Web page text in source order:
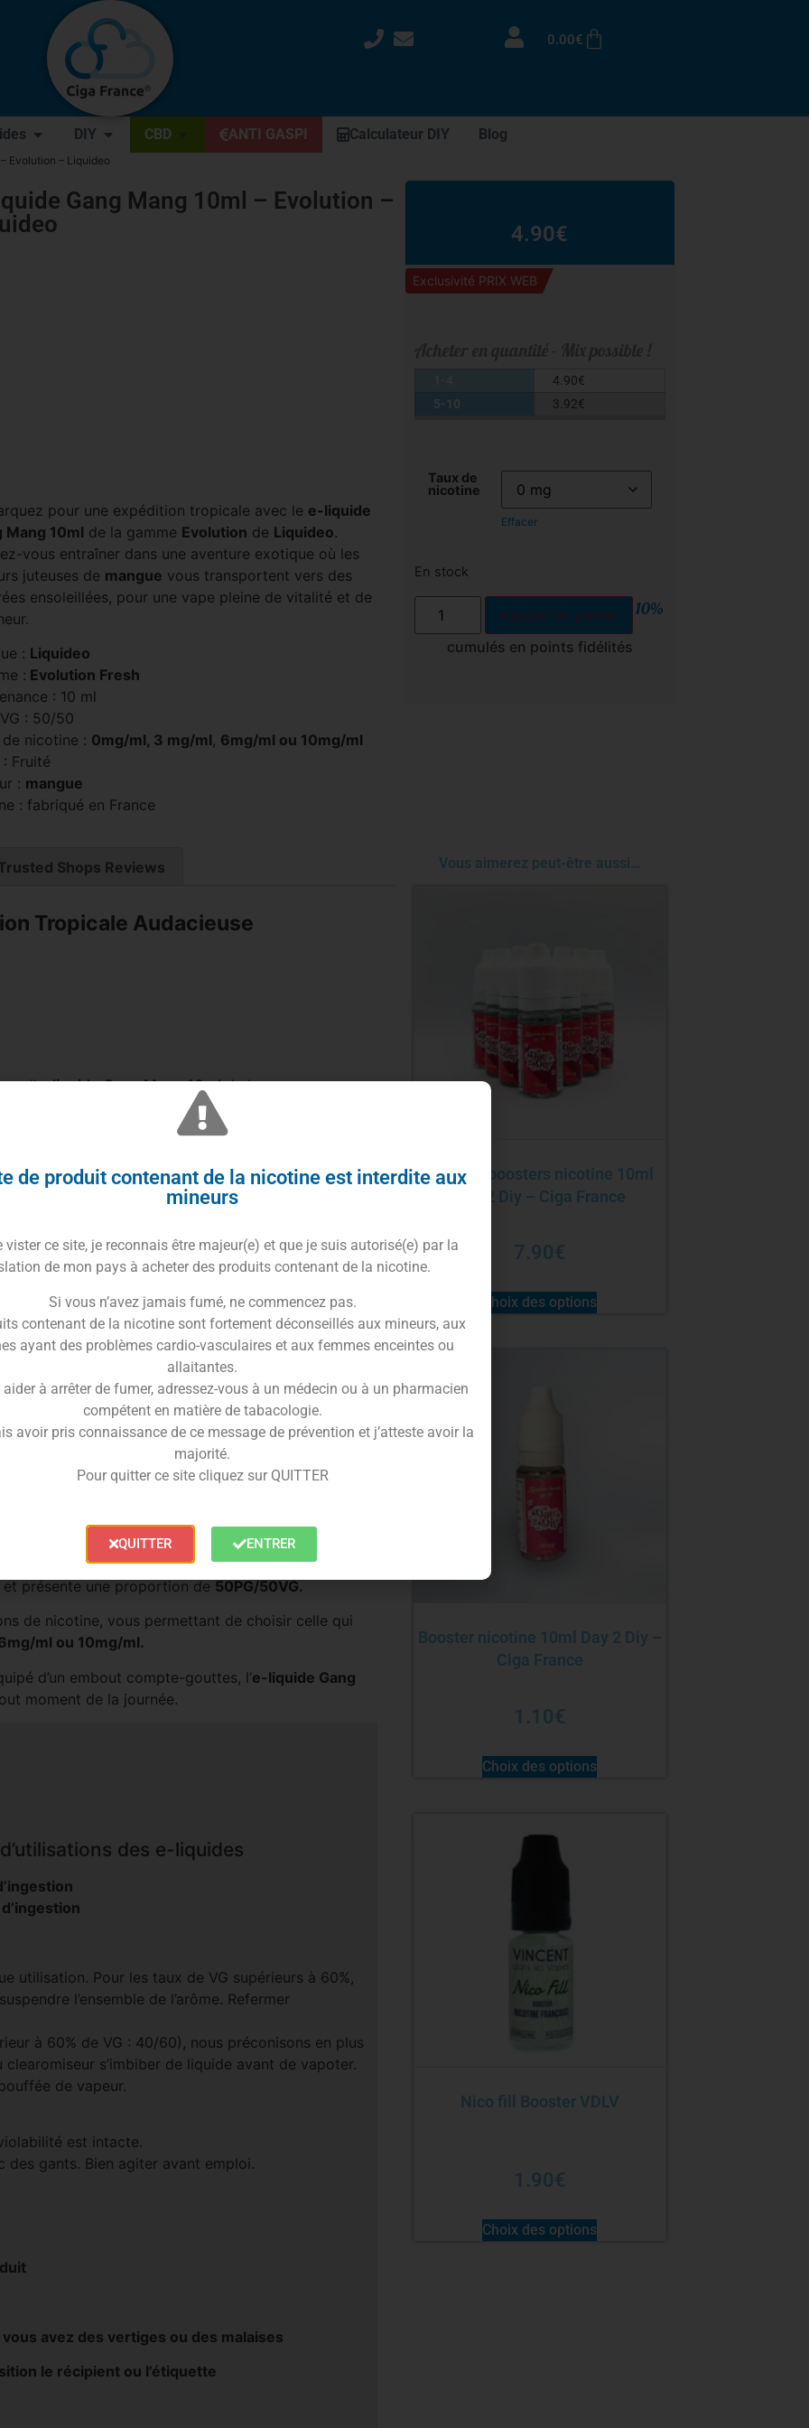
0.00€
DIY CBD ANTI GASPI Calculateur DIY Blog
Evolution – Liquideo
Gang Mang 10ml – Evolution –
pour une expédition tropicale avec le e-liquide
Mang 10ml de la gamme Evolution de Liquideo.
vous entraîner dans une aventure exotique où les
juteuses de mangue vous transportent vers des
ensoleillées, pour une vape pleine de vitalité et de
: Liquideo
: Evolution Fresh
: 10 ml
: 50/50
de nicotine : 0mg/ml, 3 mg/ml, 6mg/ml ou 10mg/ml
Fruité
: mangue
: fabriqué en France
4.90€
Exclusivité PRIX WEB
4.90€
5-10
3.92€
Taux de
nicotine
Effacer
En stock
Ajouter au panier 10%
cumulés en points fidélités
Shops Reviews
Tropicale Audacieuse
l’e-liquide Gang Mang 10mlde la gamme
exotique où les saveurs demangue
une expérience de vape pleine de vitalité et de
manguiers, où les arômes juteux et sucrés de la
évasion sensorielle.
, sublimée dans ce délicieuxe-liquide.
expérience de vape intense et enivrante, lee-
pour les explorateurs de nouvelles sensations
Gang Mang 10ml
sa gammeEvolution, une invitation à un voyage
avec
Gang Mang, et laissez-vous emporter par
glycol, de glycérine végétale et d’arômes de
et présente une proportion de50PG/50VG.
de nicotine, vous permettant de choisir celle qui
ml ou 10mg/ml.
d’un embout compte-gouttes, l’e-liquide Gang
moment de la journée.
des e-liquides
utilisation. Pour les taux de VG supérieurs à 60%,
l’ensemble de l’arôme. Refermer
à 60% de VG : 40/60), nous préconisons en plus
s’imbiber de liquide avant de vapoter.
de vapeur.
est intacte.
des gants. Bien agiter avant emploi.
avez des vertiges ou des malaises
le récipient ou l’étiquette
Vous aimerez peut-être aussi…
Pack 10 boosters nicotine 10ml
Day 2 Diy – Ciga France
7.90€
Choix des options
Booster nicotine 10ml Day 2 Diy –
Ciga France
1.10€
Choix des options
Nico fill Booster VDLV
1.90€
Choix des options
de produit contenant de la nicotine est interdite aux
mineurs
vister ce site, je reconnais être majeur(e) et que je suis autorisé(e) par la
de mon pays à acheter des produits contenant de la nicotine.
Si vous n’avez jamais fumé, ne commencez pas.
contenant de la nicotine sont fortement déconseillés aux mineurs, aux
ayant des problèmes cardio-vasculaires et aux femmes enceintes ou
allaitantes.
à arrêter de fumer, adressez-vous à un médecin ou à un pharmacien
compétent en matière de tabacologie.
avoir pris connaissance de ce message de prévention et j’atteste avoir la
majorité.
Pour quitter ce site cliquez sur QUITTER
QUITTER ENTRER